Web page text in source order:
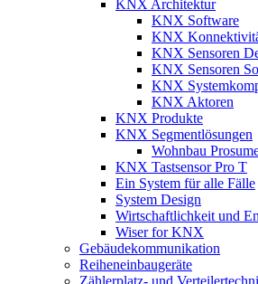
KNX Architektur
KNX Software
KNX
KNX Sensoren
KNX Sensoren
KNX
KNX Aktoren
KNX Produkte
KNX Segmentlösungen
Wohnbau
KNX Tastsensor Pro T
Ein System für alle Fälle
System Design
Wirtschaftlichkeit und
Wiser for KNX
Gebäudekommunikation
Reiheneinbaugeräte
Zählerplatz- und